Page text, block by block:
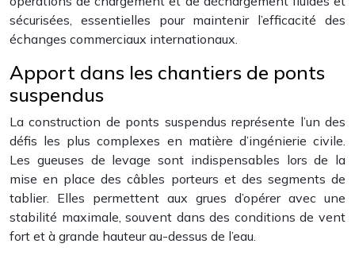
sécurisées, essentielles pour maintenir l’efficacité des
échanges commerciaux internationaux.
Apport dans les chantiers de ponts
suspendus
La construction de ponts suspendus représente l’un des
défis les plus complexes en matière d’ingénierie civile.
Les gueuses de levage sont indispensables lors de la
mise en place des câbles porteurs et des segments de
tablier. Elles permettent aux grues d’opérer avec une
stabilité maximale, souvent dans des conditions de vent
fort et à grande hauteur au-dessus de l’eau.